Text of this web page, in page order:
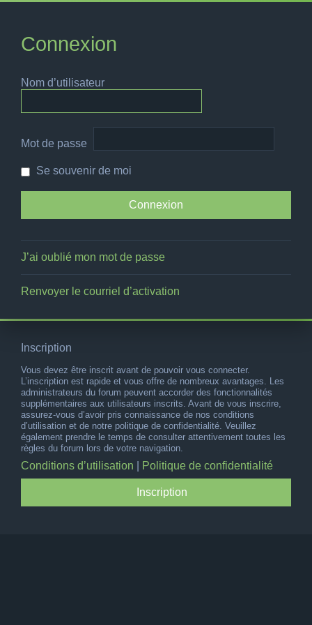
Connexion
Nom d’utilisateur
Mot de passe
Se souvenir de moi
J’ai oublié mon mot de passe
Renvoyer le courriel d’activation
Inscription
Vous devez être inscrit avant de pouvoir vous connecter.
L’inscription est rapide et vous offre de nombreux avantages. Les
administrateurs du forum peuvent accorder des fonctionnalités
supplémentaires aux utilisateurs inscrits. Avant de vous inscrire,
assurez-vous d’avoir pris connaissance de nos conditions
d’utilisation et de notre politique de confidentialité. Veuillez
également prendre le temps de consulter attentivement toutes les
règles du forum lors de votre navigation.
Conditions d’utilisation Politique de confidentialité
Inscription